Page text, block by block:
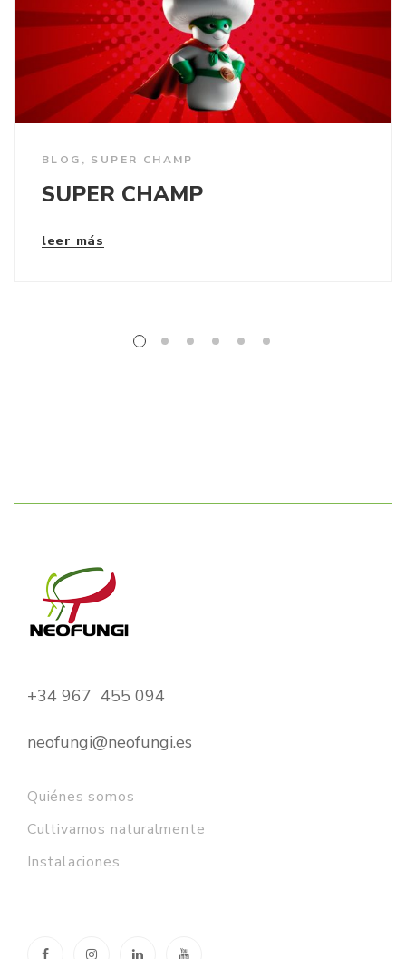
BLOG , SUPER CHAMP
SUPER CHAMP
leer más
+34 967 455 094
neofungi@neofungi.es
Quiénes somos
Cultivamos naturalmente
Instalaciones